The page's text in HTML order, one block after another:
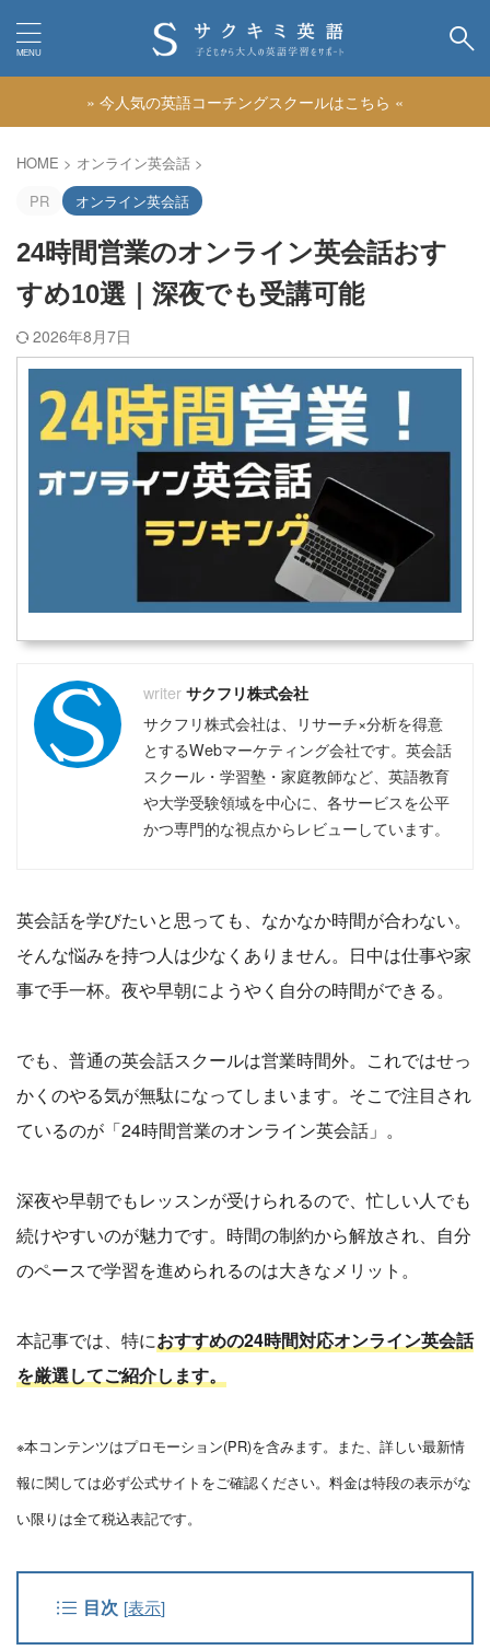
» 今人気の英語コーチングスクールはこちら «
HOME > オンライン英会話 >
PR
オンライン英会話
24時間営業のオンライン英会話おす
すめ10選｜深夜でも受講可能
2026年8月7日
サクフリ株式会社
サクフリ株式会社は、リサーチ×分析を得意
とするWebマーケティング会社です。英会話
スクール・学習塾・家庭教師など、英語教育
や大学受験領域を中心に、各サービスを公平
かつ専門的な視点からレビューしています。
英会話を学びたいと思っても、なかなか時間が合わない。
そんな悩みを持つ人は少なくありません。日中は仕事や家
事で手一杯。夜や早朝にようやく自分の時間ができる。
でも、普通の英会話スクールは営業時間外。これではせっ
かくのやる気が無駄になってしまいます。そこで注目され
ているのが「24時間営業のオンライン英会話」。
深夜や早朝でもレッスンが受けられるので、忙しい人でも
続けやすいのが魅力です。時間の制約から解放され、自分
のペースで学習を進められるのは大きなメリット。
本記事では、特におすすめの24時間対応オンライン英会話
を厳選してご紹介します。
※本コンテンツはプロモーション(PR)を含みます。また、詳しい最新情
報に関しては必ず公式サイトをご確認ください。料金は特段の表示がな
い限りは全て税込表記です。
目次 [表示]